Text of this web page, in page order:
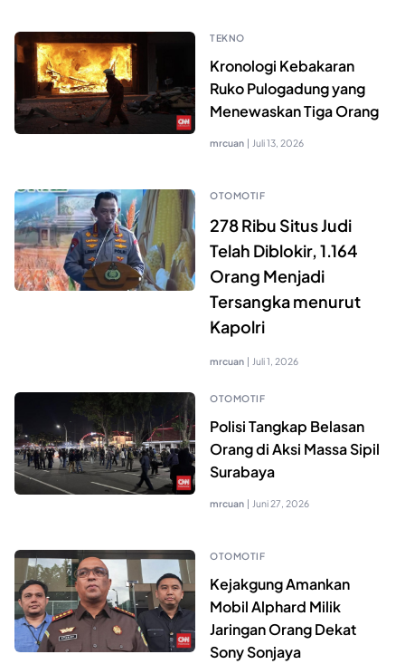
TEKNO
Kronologi Kebakaran
Ruko Pulogadung yang
Menewaskan Tiga Orang
mrcuan | Juli 13, 2026
OTOMOTIF
278 Ribu Situs Judi
Telah Diblokir, 1.164
Orang Menjadi
Tersangka menurut
Kapolri
mrcuan | Juli 1, 2026
OTOMOTIF
Polisi Tangkap Belasan
Orang di Aksi Massa Sipil
Surabaya
mrcuan | Juni 27, 2026
OTOMOTIF
Kejakgung Amankan
Mobil Alphard Milik
Jaringan Orang Dekat
Sony Sonjaya